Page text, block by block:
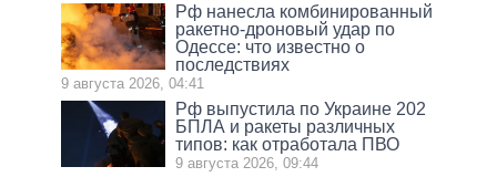
Рф нанесла комбинированный
ракетно-дроновый удар по
Одессе: что известно о
последствиях
9 августа 2026, 04:41
Рф выпустила по Украине 202
БПЛА и ракеты различных
типов: как отработала ПВО
9 августа 2026, 09:44